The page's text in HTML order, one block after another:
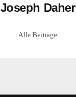
Joseph Daher
Alle Beiträge